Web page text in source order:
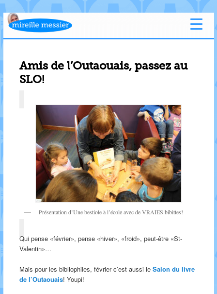
Amis de l’Outaouais, passez au
SLO!
Présentation d’Une bestiole à l’école avec de VRAIES bibittes!
Qui pense «février», pense «hiver», «froid», peut-être «St-
Valentin»…
Mais pour les bibliophiles, février c’est aussi le Salon du livre
de l’Outaouais! Youpi!